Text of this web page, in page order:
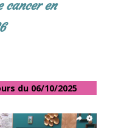
cancer en
du 06/10/2025